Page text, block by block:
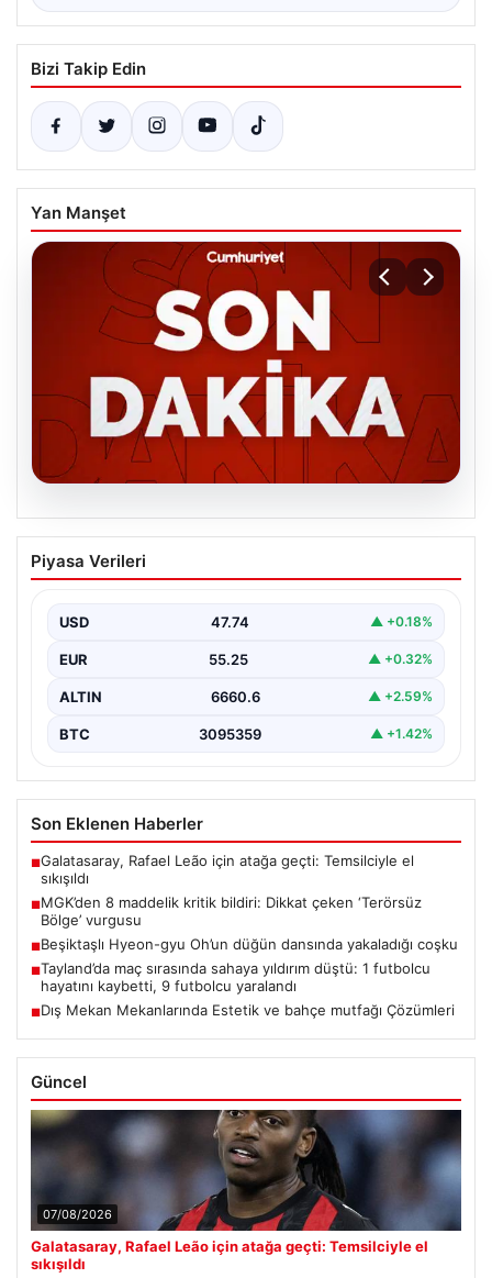
Bizi Takip Edin
Yan Manşet
MGK’den 8 maddelik kritik bildiri: Dikkat
çeken ‘Terörsüz Bölge’ vurgusu
Piyasa Verileri
USD 47.74 ▲ +0.18%
EUR 55.25 ▲ +0.32%
ALTIN 6660.6 ▲ +2.59%
BTC 3095359 ▲ +1.42%
Son Eklenen Haberler
■Galatasaray, Rafael Leão için atağa geçti: Temsilciyle el
sıkışıldı
■MGK’den 8 maddelik kritik bildiri: Dikkat çeken ‘Terörsüz
Bölge’ vurgusu
■Beşiktaşlı Hyeon-gyu Oh’un düğün dansında yakaladığı coşku
■Tayland’da maç sırasında sahaya yıldırım düştü: 1 futbolcu
hayatını kaybetti, 9 futbolcu yaralandı
■Dış Mekan Mekanlarında Estetik ve bahçe mutfağı Çözümleri
Güncel
07/08/2026
Galatasaray, Rafael Leão için atağa geçti: Temsilciyle el
sıkışıldı